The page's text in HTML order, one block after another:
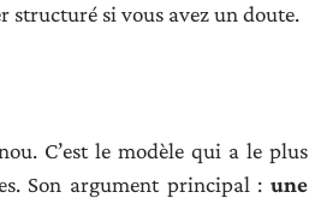
structuré si vous avez un doute.
C’est le modèle qui a le plus
Son argument principal : une